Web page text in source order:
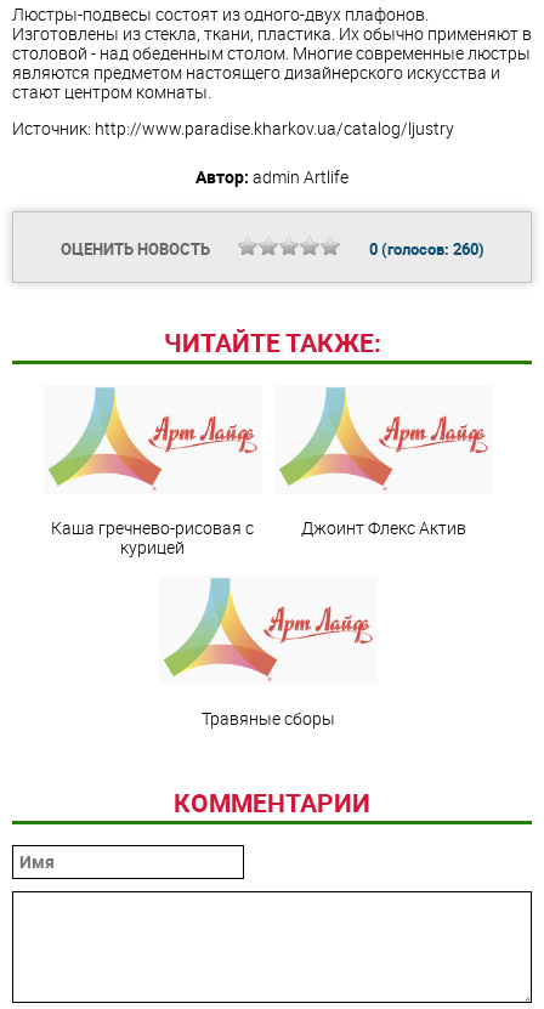
Люстры-подвесы состоят из одного-двух плафонов.
Изготовлены из стекла, ткани, пластика. Их обычно применяют в
столовой - над обеденным столом. Многие современные люстры
являются предметом настоящего дизайнерского искусства и
стают центром комнаты.
Источник: http://www.paradise.kharkov.ua/catalog/ljustry
Автор: admin Artlife
ОЦЕНИТЬ НОВОСТЬ 0(голосов: 260)
ЧИТАЙТЕ ТАКЖЕ:
Каша гречнево-рисовая с
курицей
Джоинт Флекс Актив
Травяные сборы
КОММЕНТАРИИ